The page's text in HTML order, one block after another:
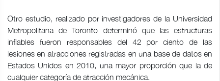
Otro estudio, realizado por investigadores de la Universidad
Metropolitana de Toronto determinó que las estructuras
inflables fueron responsables del 42 por ciento de las
lesiones en atracciones registradas en una base de datos en
Estados Unidos en 2010, una mayor proporción que la de
cualquier categoría de atracción mecánica.